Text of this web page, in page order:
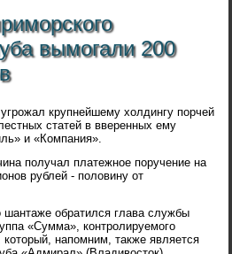
вымогали 200
крупнейшему холдингу порчей
статей в вверенных ему
и «Компания».
получал платежное поручение на
рублей - половину от
обратился глава службы
«Сумма», контролируемого
напомним, также является